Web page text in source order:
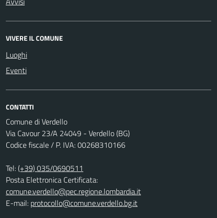
VIVERE IL COMUNE
Luoghi
Eventi
CONTATTI
Comune di Verdello
Via Cavour 23/A 24049 - Verdello (BG)
Codice fiscale / P. IVA: 00268310166
Tel:(+39) 035/0690511
Posta Elettronica Certificata:
comune.verdello@pec.regione.lombardia.it
E-mail: protocollo@comune.verdello.bg.it